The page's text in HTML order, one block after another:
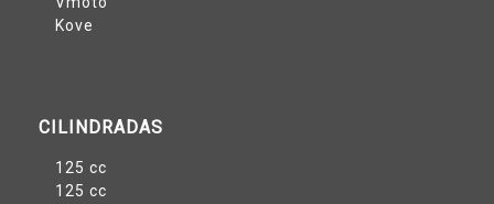
Kove
CILINDRADAS
125 cc
125 cc